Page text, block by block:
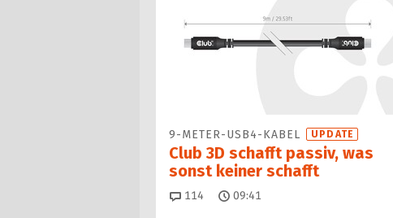
9-METER-USB4-KABEL UPDATE
Club 3D schafft passiv, was
sonst keiner schafft
114 Kommentare
09:41